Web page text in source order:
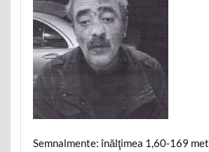
Semnalmente: înălţimea 1,60-169